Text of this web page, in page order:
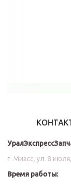
г. Миасс, ул. 8
Время работы: